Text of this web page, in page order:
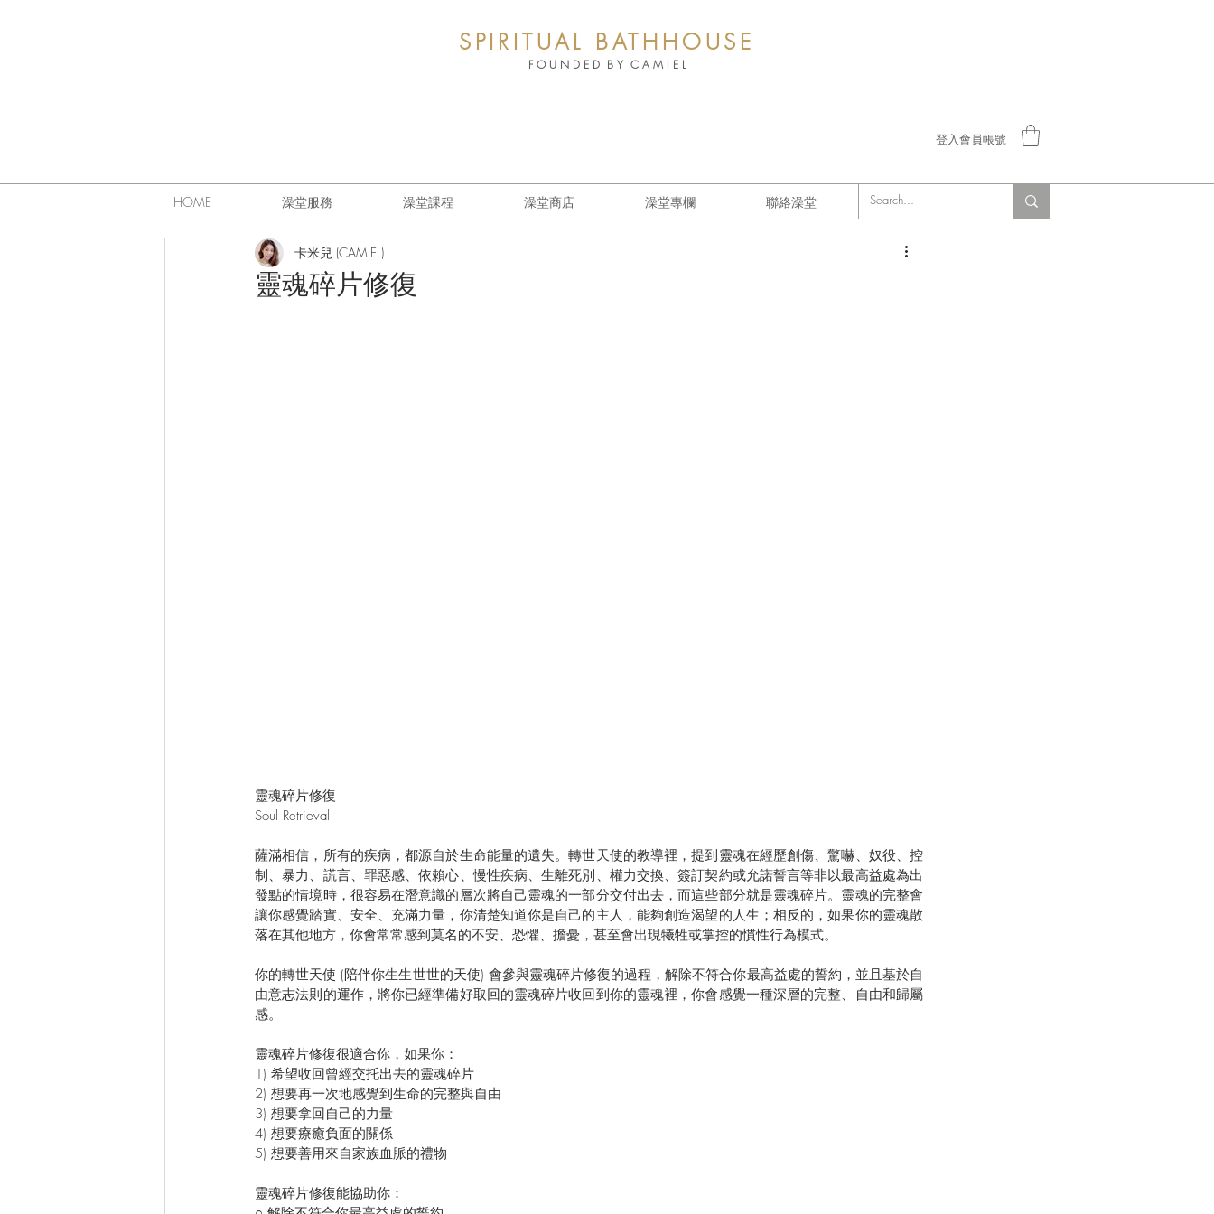
SPIRITUAL BATHHOUSE
F O U N D E D B Y C A M I E L
登入會員帳號
HOME 澡堂服務 澡堂課程 澡堂商店 澡堂專欄 聯絡澡堂
靈魂碎片修復
卡米兒 (CAMIEL)
靈魂碎片修復
Soul Retrieval
薩滿相信，所有的疾病，都源自於生命能量的遺失。轉世天使的教導裡，提到靈魂在經歷創傷、驚嚇、奴役、控
制、暴力、謊言、罪惡感、依賴心、慢性疾病、生離死別、權力交換、簽訂契約或允諾誓言等非以最高益處為出
發點的情境時，很容易在潛意識的層次將自己靈魂的一部分交付出去，而這些部分就是靈魂碎片。靈魂的完整會
讓你感覺踏實、安全、充滿力量，你清楚知道你是自己的主人，能夠創造渴望的人生；相反的，如果你的靈魂散
落在其他地方，你會常常感到莫名的不安、恐懼、擔憂，甚至會出現犧牲或掌控的慣性行為模式。
你的轉世天使 (陪伴你生生世世的天使) 會參與靈魂碎片修復的過程，解除不符合你最高益處的誓約，並且基於自
由意志法則的運作，將你已經準備好取回的靈魂碎片收回到你的靈魂裡，你會感覺一種深層的完整、自由和歸屬
感。
靈魂碎片修復很適合你，如果你：
1) 希望收回曾經交托出去的靈魂碎片
2) 想要再一次地感覺到生命的完整與自由
3) 想要拿回自己的力量
4) 想要療癒負面的關係
5) 想要善用來自家族血脈的禮物
靈魂碎片修復能協助你：